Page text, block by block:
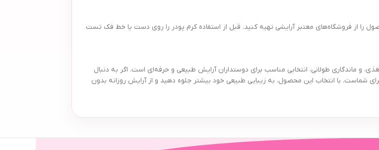
توجه کنید. بهتر است محصول را از فروشگاه‌های معتبر آرایشی تهیه کنید. قبل از استفاده کرم پودر را روی دست یا خط فک تست
عالی، بافت سبک و مغذی، و ماندگاری طولانی، انتخابی مناسب برای دوستداران آرایش طبیعی و حرفه‌ای است. اگر به دنبال
شماست. با انتخاب این محصول، به زیبایی طبیعی خود بیشتر جلوه دهید و از آرایش روزانه بدون